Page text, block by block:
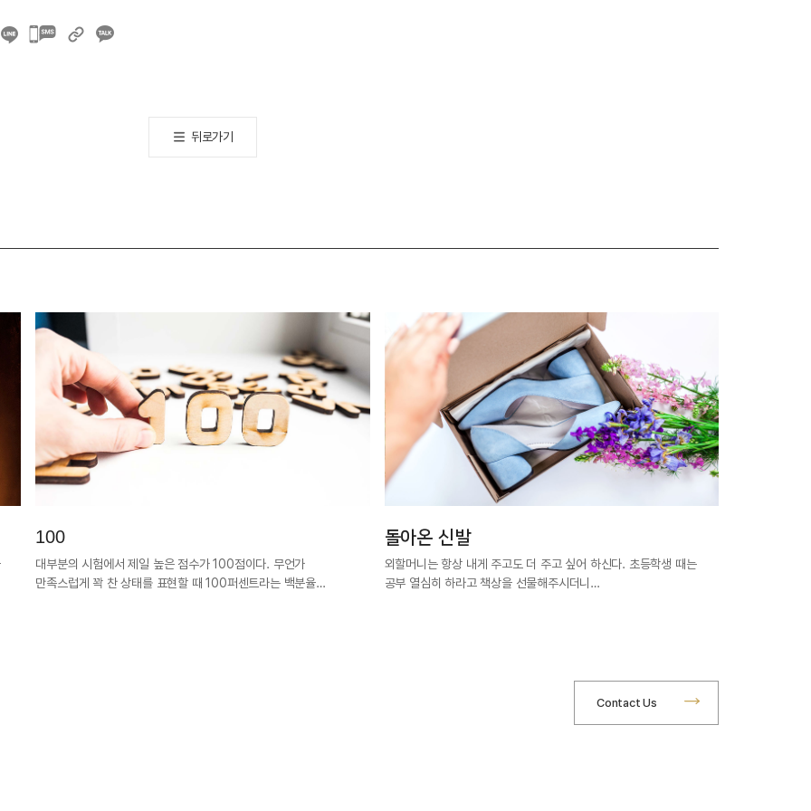
카카오톡
뒤로가기
100
대부분의 시험에서 제일 높은 점수가 100점이다. 무언가
만족스럽게 꽉 찬 상태를 표현할 때 100퍼센트라는 백분율…
돌아온 신발
외할머니는 항상 내게 주고도 더 주고 싶어 하신다. 초등학생 때는
공부 열심히 하라고 책상을 선물해주시더니…
Contact Us